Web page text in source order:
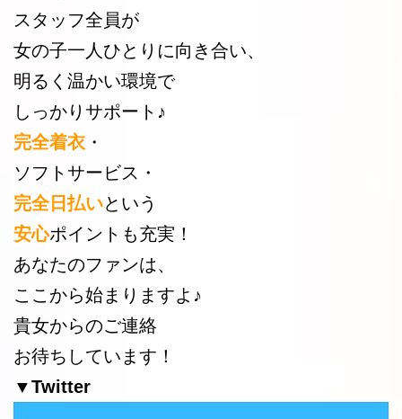
スタッフ全員が
女の子一人ひとりに向き合い、
明るく温かい環境で
しっかりサポート♪
完全着衣 ・
ソフトサービス・
完全日払いという
安心ポイントも充実！
あなたのファンは、
ここから始まりますよ♪
貴女からのご連絡
お待ちしています！
▼Twitter